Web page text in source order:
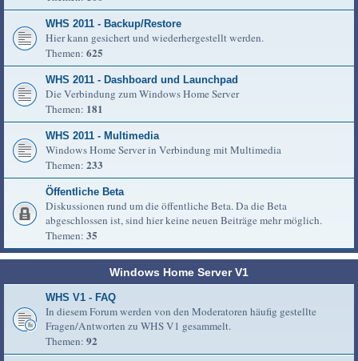
WHS 2011 - Backup/Restore
Hier kann gesichert und wiederhergestellt werden.
Themen: 625
WHS 2011 - Dashboard und Launchpad
Die Verbindung zum Windows Home Server
Themen: 181
WHS 2011 - Multimedia
Windows Home Server in Verbindung mit Multimedia
Themen: 233
Öffentliche Beta
Diskussionen rund um die öffentliche Beta. Da die Beta
abgeschlossen ist, sind hier keine neuen Beiträge mehr möglich.
Themen: 35
Windows Home Server V1
WHS V1 - FAQ
In diesem Forum werden von den Moderatoren häufig gestellte
Fragen/Antworten zu WHS V1 gesammelt.
Themen: 92